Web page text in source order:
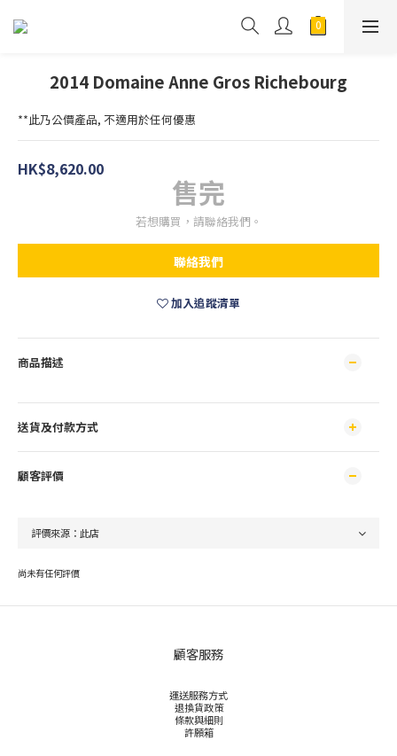
2014 Domaine Anne Gros Richebourg
**此乃公價產品, 不適用於任何優惠
HK$8,620.00
售完
若想購買，請聯絡我們。
聯絡我們
加入追蹤清單
商品描述
送貨及付款方式
顧客評價
尚未有任何評價
顧客服務
運送服務方式
退換貨政策
條款與細則
許願箱